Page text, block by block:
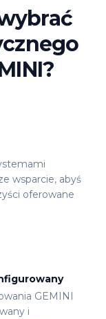
wsparcie, abyś
oferowane
GEMINI
i